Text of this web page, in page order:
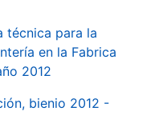
técnica para la
en la Fabrica
2012
bienio 2012 -